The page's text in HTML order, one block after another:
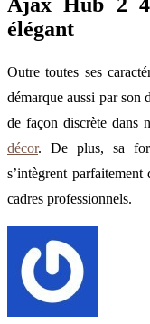
élégant
Outre toutes ses
démarque aussi par son
de façon discrète dans
décor. De plus, sa
s’intègrent parfaitement
cadres professionnels.